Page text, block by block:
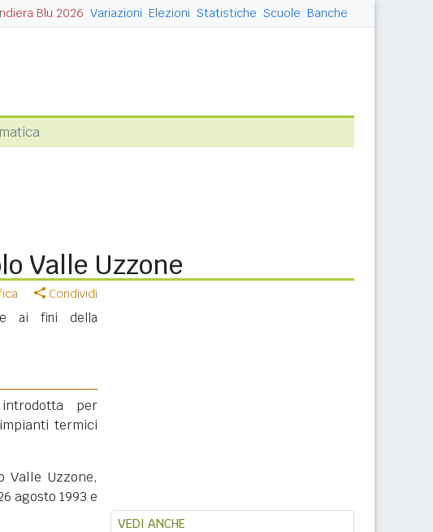
Blu 2026 Variazioni Elezioni Statistiche Scuole Banche
Valle Uzzone
Condividi
ai fini della
per
termici
Valle Uzzone,
agosto 1993 e
VEDI ANCHE